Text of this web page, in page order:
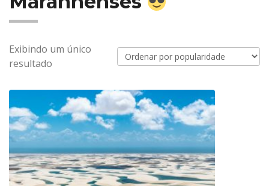
Exibindo um único
resultado